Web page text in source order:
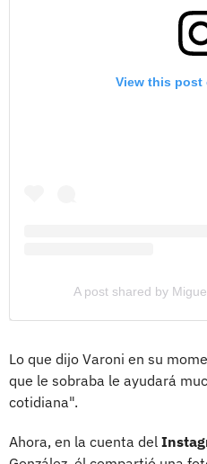
View this post
A post shared by
Lo que dijo Varoni en su
que le sobraba le ayudará
cotidiana".
Ahora, en la cuenta del